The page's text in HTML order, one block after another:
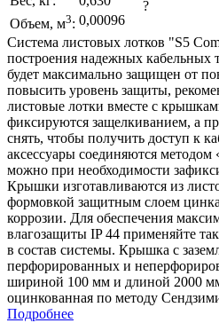
Объем, м3: 0,00096
?
Система листовых лотков "S5
построения надежных кабельных
будет максимально защищен от
повысить уровень защиты,
листовые лотки вместе с
фиксируются защелкиванием, а
снять, чтобы получить доступ к
аксессуары соединяются
можно при необходимости
Крышки изготавливаются из
формовкой защитным слоем
коррозии. Для обеспечения
влагозащиты IP 44 применяйте
в состав системы. Крышка с
перфорированных и
шириной 100 мм и длиной 2000
оцинкованная по методу
Подробнее